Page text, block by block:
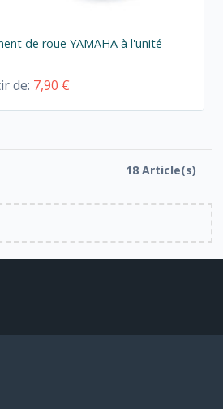
de roue YAMAHA à l'unité
de: 7,90 €
18 Article(s)